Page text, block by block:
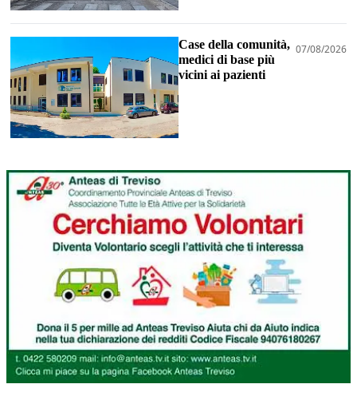
Case della comunità,
medici di base più
vicini ai pazienti
07/08/2026